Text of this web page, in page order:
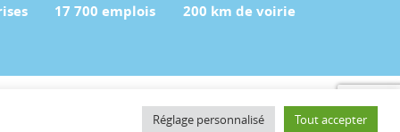
17 700 emplois 200 km de voirie
Réglage personnalisé Tout accepter